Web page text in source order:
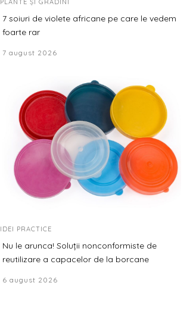
PLANTE ȘI GRĂDINI
7 soiuri de violete africane pe care le vedem
foarte rar
7 august 2026
IDEI PRACTICE
Nu le arunca! Soluții nonconformiste de
reutilizare a capacelor de la borcane
6 august 2026